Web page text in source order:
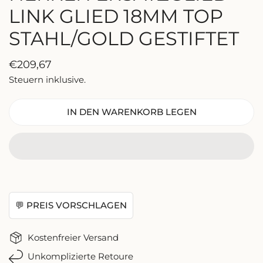
LINK GLIED 18MM TOP
STAHL/GOLD GESTIFTET
Regulärer
Preis
€209,67
Steuern inklusive.
IN DEN WARENKORB LEGEN
💬 PREIS VORSCHLAGEN
Kostenfreier Versand
Unkomplizierte Retoure